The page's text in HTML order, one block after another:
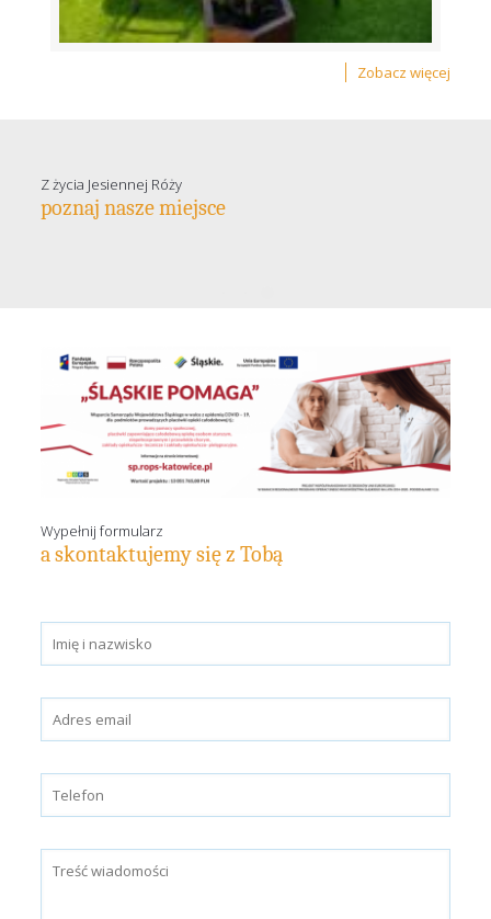
Zobacz więcej
Z życia Jesiennej Róży
poznaj nasze miejsce
Wypełnij formularz
a skontaktujemy się z Tobą